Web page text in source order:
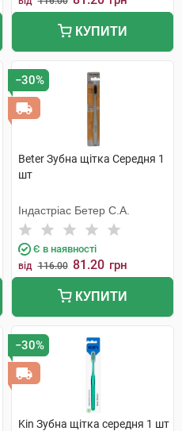
КУПИТИ
−30%
Beter Зубна щітка Середня 1
шт
Індастріас Бетер С.А.
Є в наявності
від 116.00 81.20 грн
КУПИТИ
−30%
Kin Зубна щітка середня 1 шт